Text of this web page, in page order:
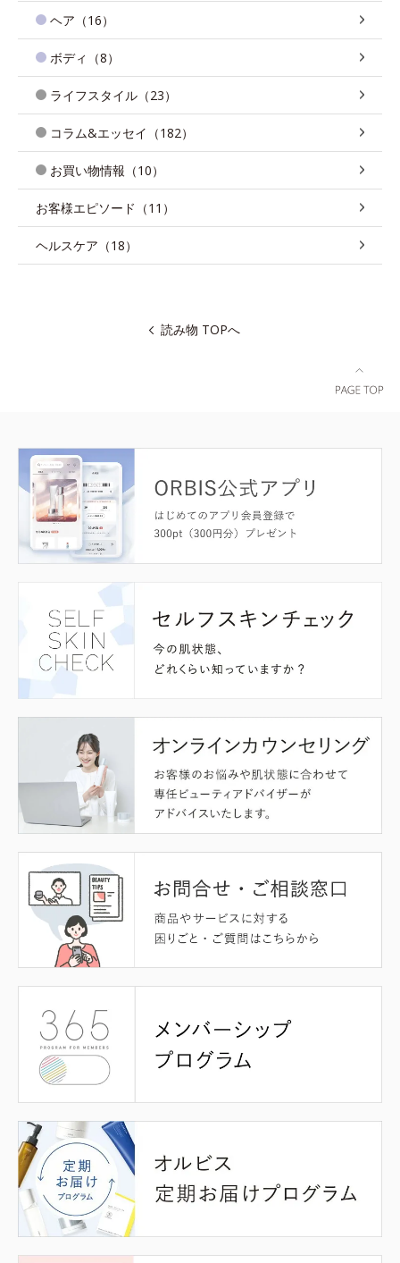
ヘア（16）
ボディ（8）
ライフスタイル（23）
コラム&エッセイ（182）
お買い物情報（10）
お客様エピソード（11）
ヘルスケア（18）
読み物 TOPへ